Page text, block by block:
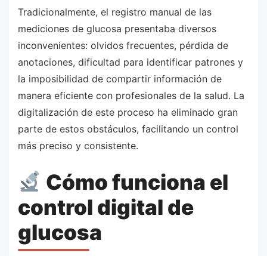
Tradicionalmente, el registro manual de las
mediciones de glucosa presentaba diversos
inconvenientes: olvidos frecuentes, pérdida de
anotaciones, dificultad para identificar patrones y
la imposibilidad de compartir información de
manera eficiente con profesionales de la salud. La
digitalización de este proceso ha eliminado gran
parte de estos obstáculos, facilitando un control
más preciso y consistente.
Cómo funciona el
control digital de
glucosa